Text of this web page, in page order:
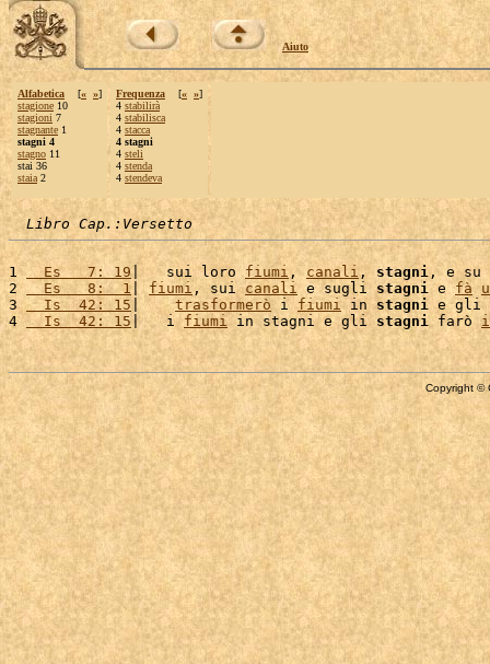
Aiuto
Alfabetica [« »]
stagione 10
stagioni 7
stagnante 1
stagni 4
stagno 11
stai 36
staia 2
Frequenza [« »]
4 stabilirà
4 stabilisca
4 stacca
4 stagni
4 steli
4 stenda
4 stendeva
Libro Cap.:Versetto
1
  Es   7: 19
|   sui loro fiumi , canali , stagni , e
2
  Es   8:  1
fiumi , sui canali e sugli stagni e fà
3
  Is  42: 15
| trasformerò i fiumi in stagni e gli
4
  Is  42: 15
|   i fiumi in stagni e gli stagni farò
Copyright ©